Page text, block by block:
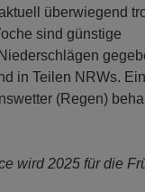
überwiegend
sind günstige
in Teilen NRWs.
(Regen)
wird 2025 für die